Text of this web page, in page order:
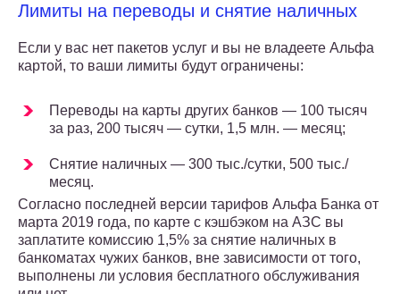
Лимиты на переводы и снятие наличных
Если у вас нет пакетов услуг и вы не владеете Альфа
картой, то ваши лимиты будут ограничены:
Переводы на карты других банков — 100 тысяч
за раз, 200 тысяч — сутки, 1,5 млн. — месяц;
Снятие наличных — 300 тыс./сутки, 500 тыс./
месяц.
Согласно последней версии тарифов Альфа Банка от
марта 2019 года, по карте с кэшбэком на АЗС вы
заплатите комиссию 1,5% за снятие наличных в
банкоматах чужих банков, вне зависимости от того,
выполнены ли условия бесплатного обслуживания